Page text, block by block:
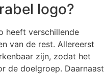
logo?
heeft verschillende
van de rest. Allereerst
zijn, zodat het
de doelgroep. Daarnaast